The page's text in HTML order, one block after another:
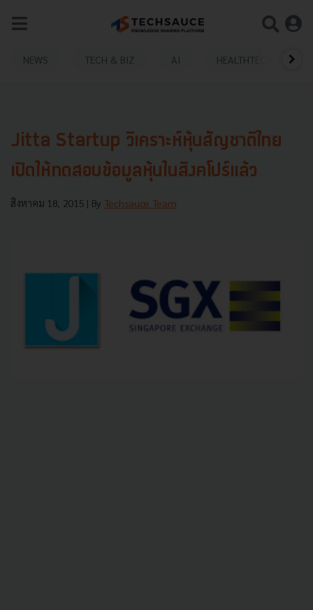
NEWS TECH & BIZ AI HEALTHTECH
Jitta Startup วิเคราะห์หุ้นสัญชาติไทย
เปิดให้ทดสอบข้อมูลหุ้นในสิงคโปร์แล้ว
สิงหาคม 18, 2015 | By Techsauce Team